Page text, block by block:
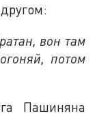
вон там
потом
Пашиняна